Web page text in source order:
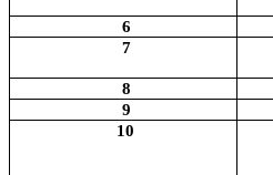
6
7
8
9
10